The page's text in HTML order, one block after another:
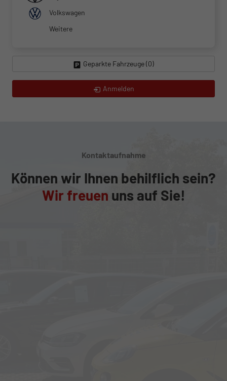
Volkswagen
Weitere
Geparkte Fahrzeuge (0)
Anmelden
Kontaktaufnahme
Können wir Ihnen behilflich sein?
Wir freuen uns auf Sie!